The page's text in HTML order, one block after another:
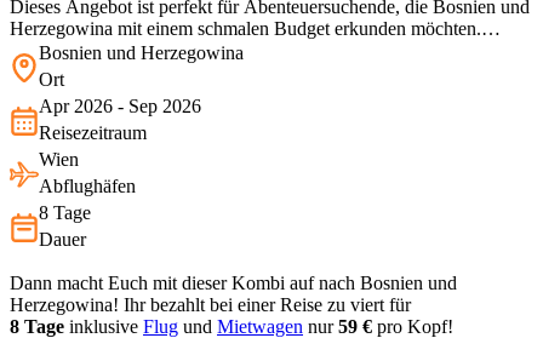
Dieses Angebot ist perfekt für Abenteuersuchende, die Bosnien und
Herzegowina mit einem schmalen Budget erkunden möchten.
Eindrucksvolle mittelalterliche Dörfer, atemberaubende
Naturkulissen und versteckte Kulturjuwelen warten darauf, entdeckt
maximale Flexibilitä…
Bosnien und Herzegowina
Ort
Apr 2026 - Sep 2026
Reisezeitraum
Wien
Abflughäfen
8 Tage
Dauer
Dann macht Euch mit dieser Kombi auf nach Bosnien und
Herzegowina! Ihr bezahlt bei einer Reise zu viert für
8 Tage inklusive Flug und Mietwagen nur59 € pro Kopf!